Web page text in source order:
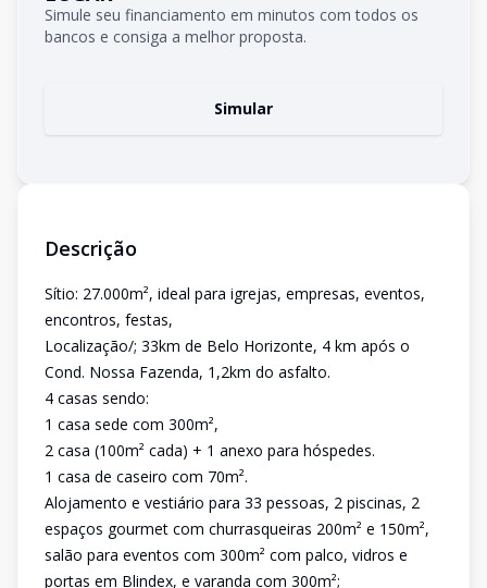
Simule seu financiamento em minutos com todos os
bancos e consiga a melhor proposta.
Simular
Descrição
Sítio: 27.000m², ideal para igrejas, empresas, eventos,
encontros, festas,
Localização/; 33km de Belo Horizonte, 4 km após o
Cond. Nossa Fazenda, 1,2km do asfalto.
4 casas sendo:
1 casa sede com 300m²,
2 casa (100m² cada) + 1 anexo para hóspedes.
1 casa de caseiro com 70m².
Alojamento e vestiário para 33 pessoas, 2 piscinas, 2
espaços gourmet com churrasqueiras 200m² e 150m²,
salão para eventos com 300m² com palco, vidros e
portas em Blindex, e varanda com 300m²;